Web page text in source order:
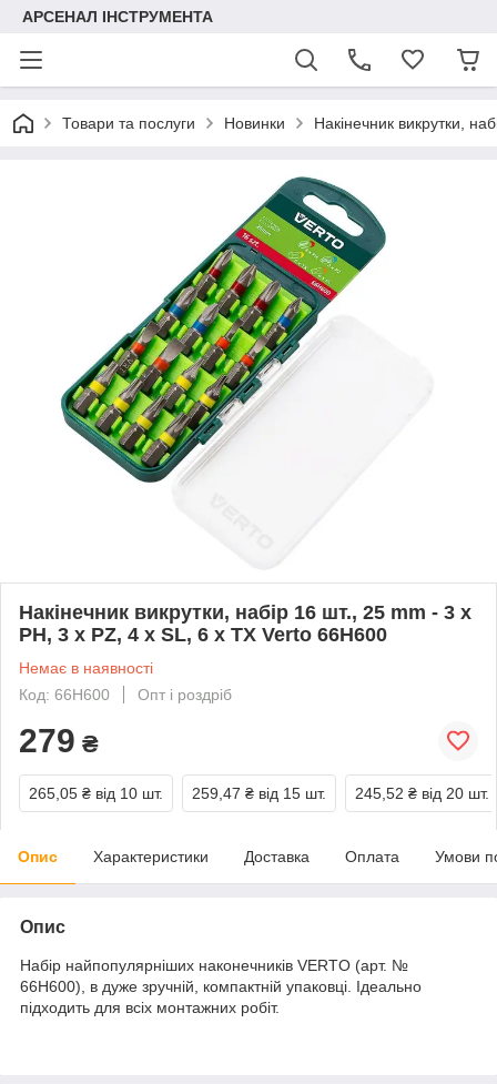
АРСЕНАЛ ІНСТРУМЕНТА
Товари та послуги Новинки Накінечник викрутки,
Накінечник викрутки, набір 16 шт., 25 mm - 3 x
PH, 3 x PZ, 4 x SL, 6 x TX Verto 66H600
Немає в наявності
Код: 66H600
Опт і роздріб
279 ₴
265,05 ₴ від 10 шт. 259,47 ₴ від 15 шт. 245,52 ₴ від 20 шт.
Опис Характеристики Доставка Оплата Умови
Опис
Набір найпопулярніших наконечників VERTO (арт. №
66H600), в дуже зручній, компактній упаковці. Ідеально
підходить для всіх монтажних робіт.